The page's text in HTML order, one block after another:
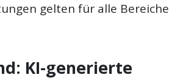
gelten für alle Bereiche
KI-generierte